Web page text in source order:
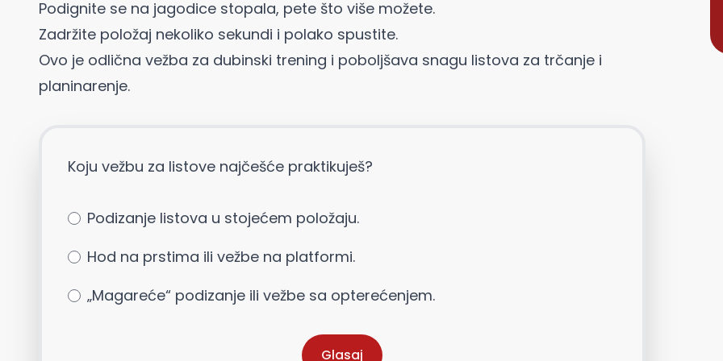
Podignite se na jagodice stopala, pete što više možete.
Zadržite položaj nekoliko sekundi i polako spustite.
Ovo je odlična vežba za dubinski trening i poboljšava snagu listova za trčanje i
planinarenje.
Koju vežbu za listove najčešće praktikuješ?
Podizanje listova u stojećem položaju.
Hod na prstima ili vežbe na platformi.
„Magareće“ podizanje ili vežbe sa opterećenjem.
Glasaj